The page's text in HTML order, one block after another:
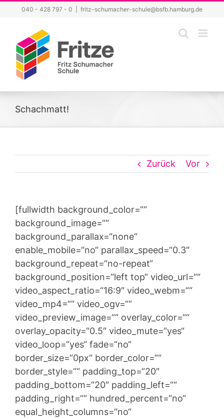
springen
040 - 428 797 - 0 fritz-schumacher-schule@bsfb.hamburg.de
Schachmatt!
Zurück Vor
[fullwidth background_color=““
background_image=““
background_parallax=“none“
enable_mobile=“no“ parallax_speed=“0.3″
background_repeat=“no-repeat“
background_position=“left top“ video_url=““
video_aspect_ratio=“16:9″ video_webm=““
video_mp4=““ video_ogv=““
video_preview_image=““ overlay_color=““
overlay_opacity=“0.5″ video_mute=“yes“
video_loop=“yes“ fade=“no“
border_size=“0px“ border_color=““
border_style=““ padding_top=“20″
padding_bottom=“20″ padding_left=““
padding_right=““ hundred_percent=“no“
equal_height_columns=“no“